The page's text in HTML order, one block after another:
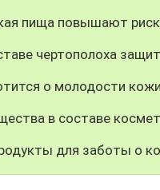
пища повышают риск
чертополоха
о молодости кожи
в составе
для заботы о